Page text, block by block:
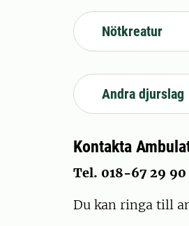
Nötkreatur
Andra djurslag
Kontakta
Tel. 018-67 29 90
Du kan ringa till